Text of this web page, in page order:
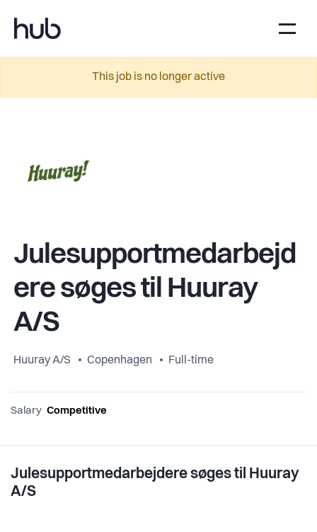
This job is no longer active
Julesupportmedarbejd
ere søges til Huuray
A/S
Huuray A/S Copenhagen Full-time
Salary Competitive
Julesupportmedarbejdere søges til Huuray
A/S